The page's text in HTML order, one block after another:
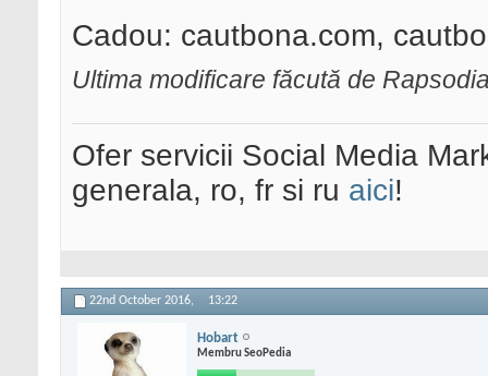
Cadou: cautbona.com,
Ultima modificare făcută de
Ofer servicii Social Media
generala, ro, fr si ru aici!
22nd October 2016, 13:22
Hobart
Membru SeoPedia